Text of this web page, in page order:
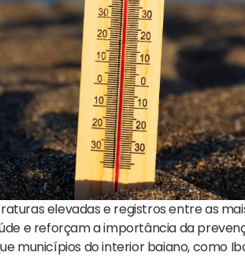
elevadas e registros entre as
e reforçam a importância da
municípios do interior baiano, como